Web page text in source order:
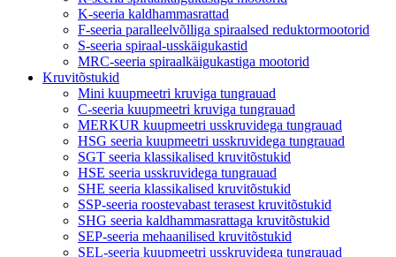
K-seeria kaldhammasrattad
F-seeria paralleelvõlliga spiraalsed reduktormootorid
S-seeria spiraal-usskäigukastid
MRC-seeria spiraalkäigukastiga mootorid
Kruvitõstukid
Mini kuupmeetri kruviga tungrauad
C-seeria kuupmeetri kruviga tungrauad
MERKUR kuupmeetri usskruvidega tungrauad
HSG seeria kuupmeetri usskruvidega tungrauad
SGT seeria klassikalised kruvitõstukid
HSE seeria usskruvidega tungrauad
SHE seeria klassikalised kruvitõstukid
SSP-seeria roostevabast terasest kruvitõstukid
SHG seeria kaldhammasrattaga kruvitõstukid
SEP-seeria mehaanilised kruvitõstukid
SEL-seeria kuupmeetri usskruvidega tungrauad